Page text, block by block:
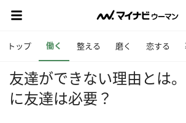
トップ 働く 整える 磨く 恋する
友達ができない理由とは
に友達は必要？